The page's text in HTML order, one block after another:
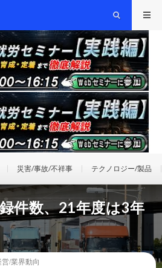
災害/事故/不祥事 テクノロジー/製品
件数、21年度は3年
営/業界動向